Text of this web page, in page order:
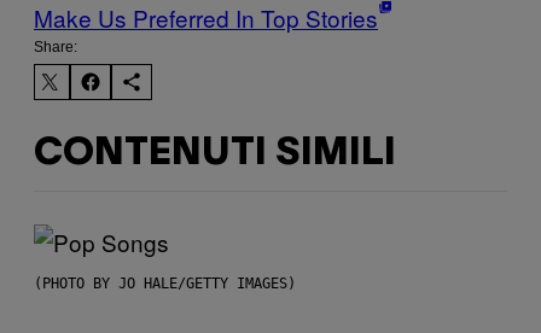
Make Us Preferred In Top Stories
Share:
CONTENUTI SIMILI
(PHOTO BY JO HALE/GETTY IMAGES)